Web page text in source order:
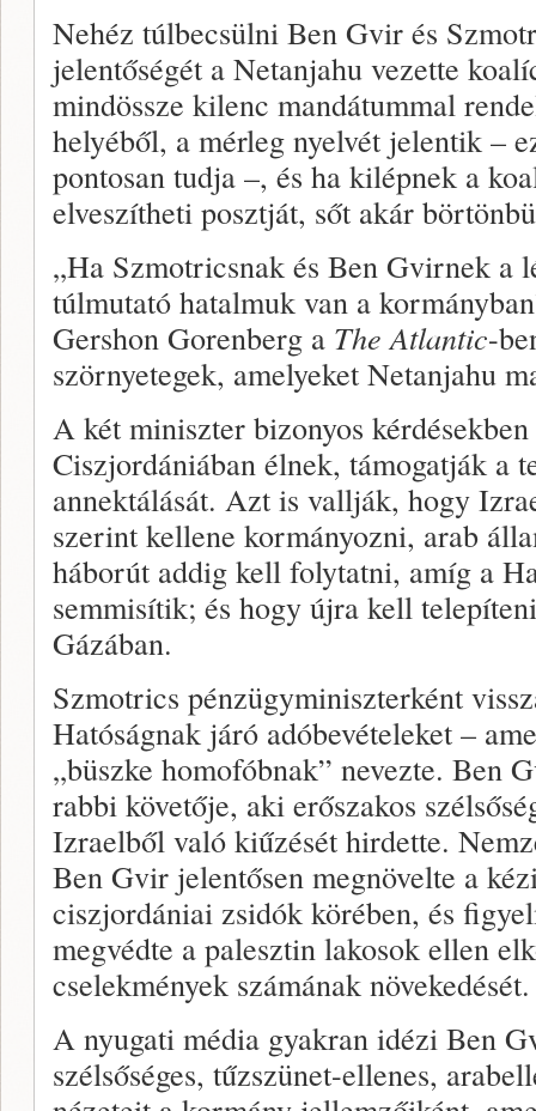
Nehéz túlbecsülni Ben Gvir és
jelentőségét a Netanjahu vezette
mindössze kilenc mandátummal
helyéből, a mérleg nyelvét jelentik –
pontosan tudja –, és ha kilépnek a
elveszítheti posztját, sőt akár
„Ha Szmotricsnak és Ben Gvirnek a
túlmutató hatalmuk van a
Gershon Gorenberg a The Atlantic-
szörnyetegek, amelyeket Netanjahu
A két miniszter bizonyos
Ciszjordániában élnek, támogatják a
annektálását. Azt is vallják, hogy
szerint kellene kormányozni, arab
háborút addig kell folytatni, amíg a
semmisítik; és hogy újra kell
Gázában.
Szmotrics pénzügyminiszterként
Hatóságnak járó adóbevételeket –
„büszke homofóbnak” nevezte. Ben
rabbi követője, aki erőszakos
Izraelből való kiűzését hirdette.
Ben Gvir jelentősen megnövelte a
ciszjordániai zsidók körében, és
megvédte a palesztin lakosok ellen
cselekmények számának növekedését.
A nyugati média gyakran idézi Ben
szélsőséges, tűzszünet-ellenes,